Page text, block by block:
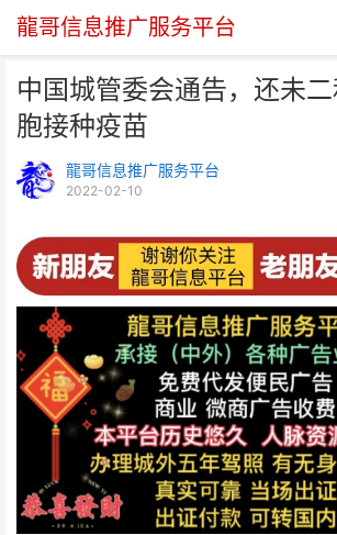
龍哥信息推广服务平台
中国城管委会通告，还未
胞接种疫苗
龍哥信息推广服务平台
2022-02-10
中国城管委会通告，还未二和三
的同胞接种疫苗